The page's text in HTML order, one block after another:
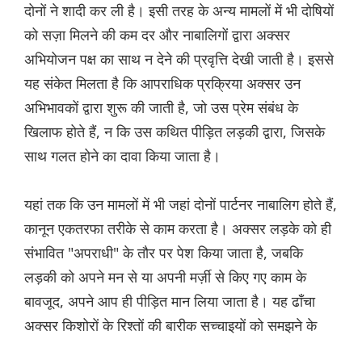
दोनों ने शादी कर ली है। इसी तरह के अन्य मामलों में भी दोषियों
को सज़ा मिलने की कम दर और नाबालिगों द्वारा अक्सर
अभियोजन पक्ष का साथ न देने की प्रवृत्ति देखी जाती है। इससे
यह संकेत मिलता है कि आपराधिक प्रक्रिया अक्सर उन
अभिभावकों द्वारा शुरू की जाती है, जो उस प्रेम संबंध के
खिलाफ होते हैं, न कि उस कथित पीड़ित लड़की द्वारा, जिसके
साथ गलत होने का दावा किया जाता है।
यहां तक कि उन मामलों में भी जहां दोनों पार्टनर नाबालिग होते हैं,
कानून एकतरफा तरीके से काम करता है। अक्सर लड़के को ही
संभावित "अपराधी" के तौर पर पेश किया जाता है, जबकि
लड़की को अपने मन से या अपनी मर्ज़ी से किए गए काम के
बावजूद, अपने आप ही पीड़ित मान लिया जाता है। यह ढाँचा
अक्सर किशोरों के रिश्तों की बारीक सच्चाइयों को समझने के